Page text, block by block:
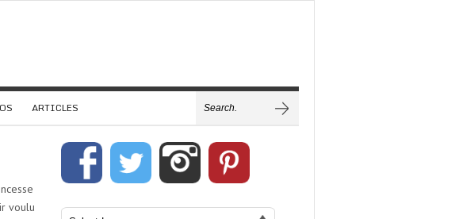
ARTICLES
voulu